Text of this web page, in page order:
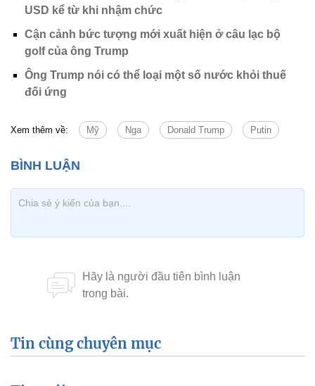
USD kể từ khi nhậm chức
Cận cảnh bức tượng mới xuất hiện ở câu lạc bộ
golf của ông Trump
Ông Trump nói có thể loại một số nước khỏi thuế
đối ứng
Xem thêm về: Mỹ Nga Donald Trump Putin
Tin cùng chuyên mục